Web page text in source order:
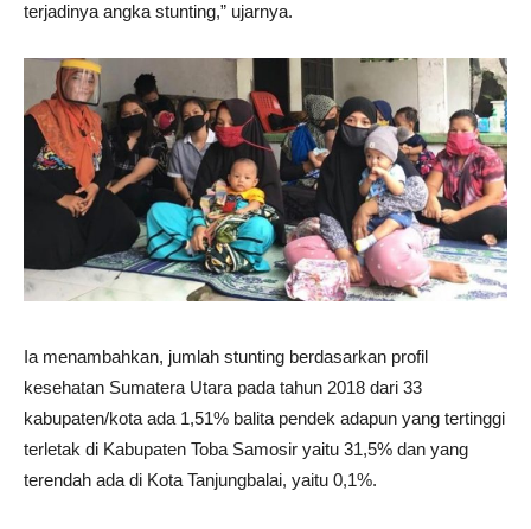
terjadinya angka stunting,” ujarnya.
Ia menambahkan, jumlah stunting berdasarkan profil
kesehatan Sumatera Utara pada tahun 2018 dari 33
kabupaten/kota ada 1,51% balita pendek adapun yang tertinggi
terletak di Kabupaten Toba Samosir yaitu 31,5% dan yang
terendah ada di Kota Tanjungbalai, yaitu 0,1%.